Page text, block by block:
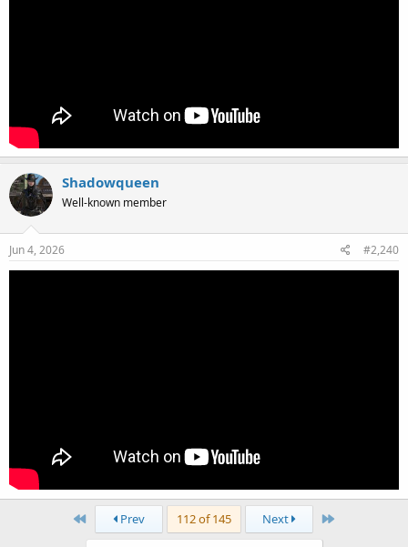
Shadowqueen
Well-known member
Jun 4, 2026 #2,240
First Prev 112 of 145 Next Last